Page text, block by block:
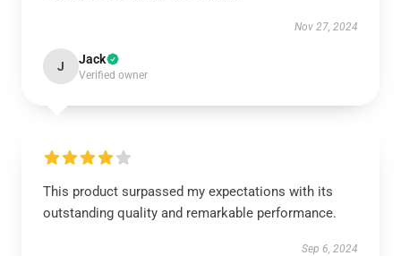
Nov 27, 2024
J Jack
Verified owner
This product surpassed my expectations with its
outstanding quality and remarkable performance.
Sep 6, 2024